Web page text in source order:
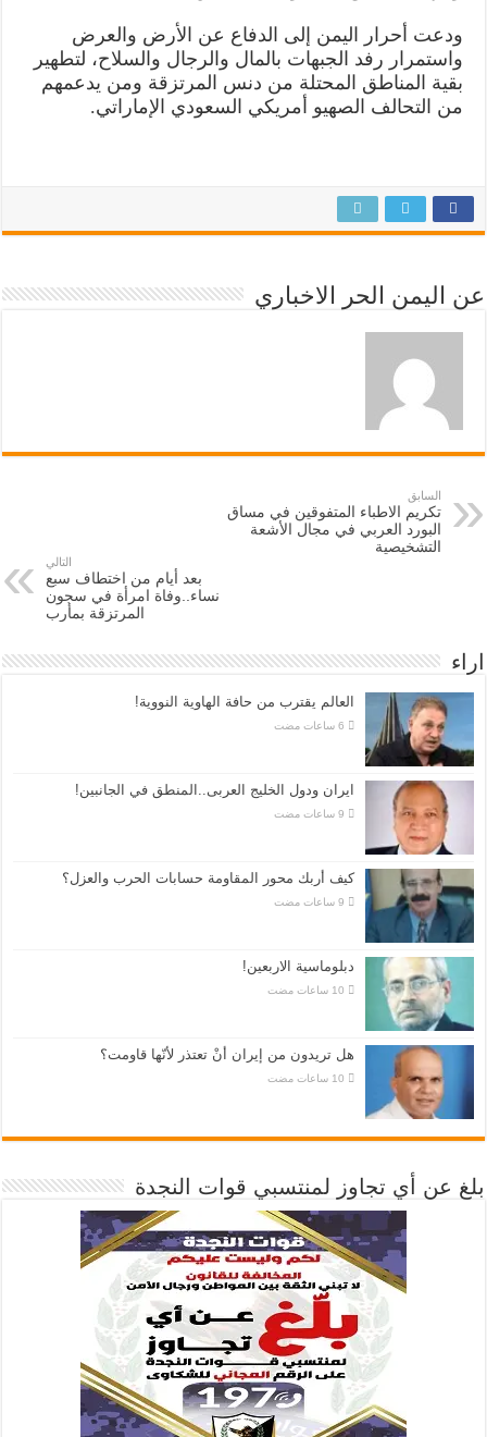
ودعت أحرار اليمن إلى الدفاع عن الأرض والعرض
واستمرار رفد الجبهات بالمال والرجال والسلاح، لتطهير
بقية المناطق المحتلة من دنس المرتزقة ومن يدعمهم
من التحالف الصهيو أمريكي السعودي الإماراتي.
عن اليمن الحر الاخباري
السابق
تكريم الاطباء المتفوقين في مساق
البورد العربي في مجال الأشعة
التشخيصية
التالي
بعد أيام من اختطاف سبع
نساء..وفاة امرأة في سجون
المرتزقة بمأرب
اراء
العالم يقترب من حافة الهاوية النووية!
ايران ودول الخليج العربى..المنطق في الجانبين!
كيف أربك محور المقاومة حسابات الحرب والعزل؟
دبلوماسية الاربعين!
هل تريدون من إيران أنْ تعتذر لأنّها قاومت؟
بلغ عن أي تجاوز لمنتسبي قوات النجدة